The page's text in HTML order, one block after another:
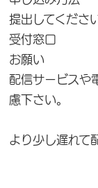
提出してくださ
受付窓口 防
お願い 回線
配信サービスや
慮下さい。
システム
より少し遅れて